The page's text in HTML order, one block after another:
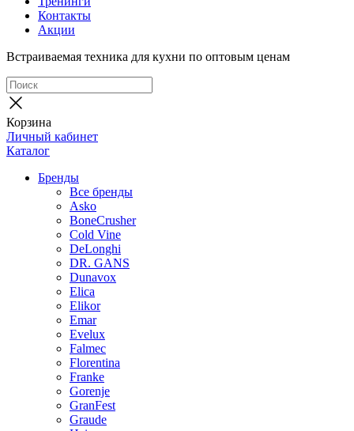
Контакты
Акции
Встраиваемая техника для кухни по оптовым ценам
Корзина
Личный кабинет
Каталог
Бренды
Все бренды
Asko
BoneCrusher
Cold Vine
DeLonghi
DR. GANS
Dunavox
Elica
Elikor
Emar
Evelux
Falmec
Florentina
Franke
Gorenje
GranFest
Graude